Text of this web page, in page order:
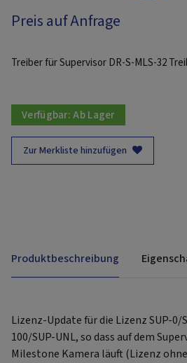
Preis auf Anfrage
Treiber für Supervisor DR-S-MLS-32
Verfügbar:Ab Lager
Zur Merkliste hinzufügen
Produktbeschreibung
Lizenz-Update für die Lizenz SUP-0/
100/SUP-UNL, so dass auf dem
Milestone Kamera läuft (Lizenz